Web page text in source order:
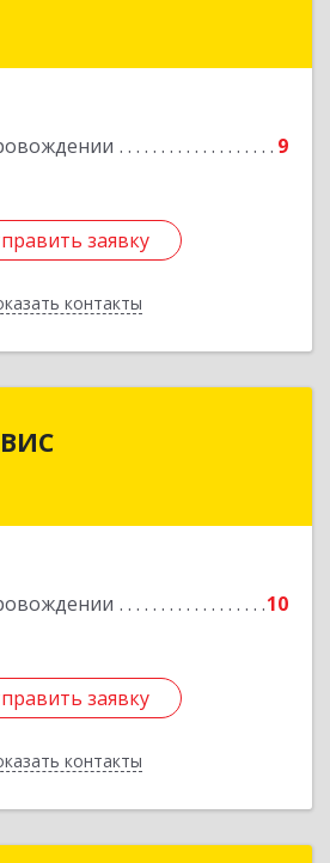
9
заявку
контакты
заявку
Назад
10
заявку
контакты
заявку
Назад